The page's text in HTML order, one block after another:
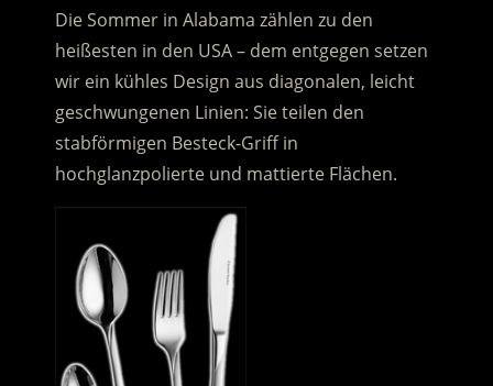
Die Sommer in Alabama zählen zu den
heißesten in den USA – dem entgegen setzen
wir ein kühles Design aus diagonalen, leicht
geschwungenen Linien: Sie teilen den
stabförmigen Besteck-Griff in
hochglanzpolierte und mattierte Flächen.